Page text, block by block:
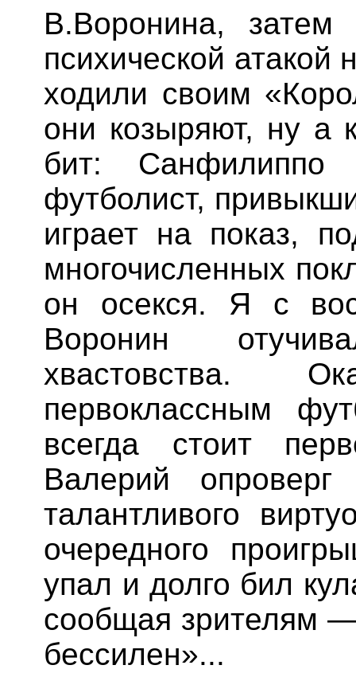
В.Воронина, затем
психической
ходили своим
они козыряют, ну а
бит: Санфилиппо
футболист,
играет на показ,
многочисленных
он осекся. Я с
Воронин
хвастовства.
первоклассным
всегда стоит
Валерий
талантливого
очередного
упал и долго бил
сообщая зрителям
бессилен»...